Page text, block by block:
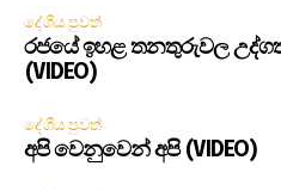
දේශීය පුවත්
රජයේ ඉහළ තනතුරුවල
(VIDEO)
දේශීය පුවත්
අපි වෙනුවෙන් අපි (VIDEO)